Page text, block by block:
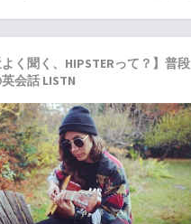
よく聞く、HIPSTERって？】普段
会話 LISTN